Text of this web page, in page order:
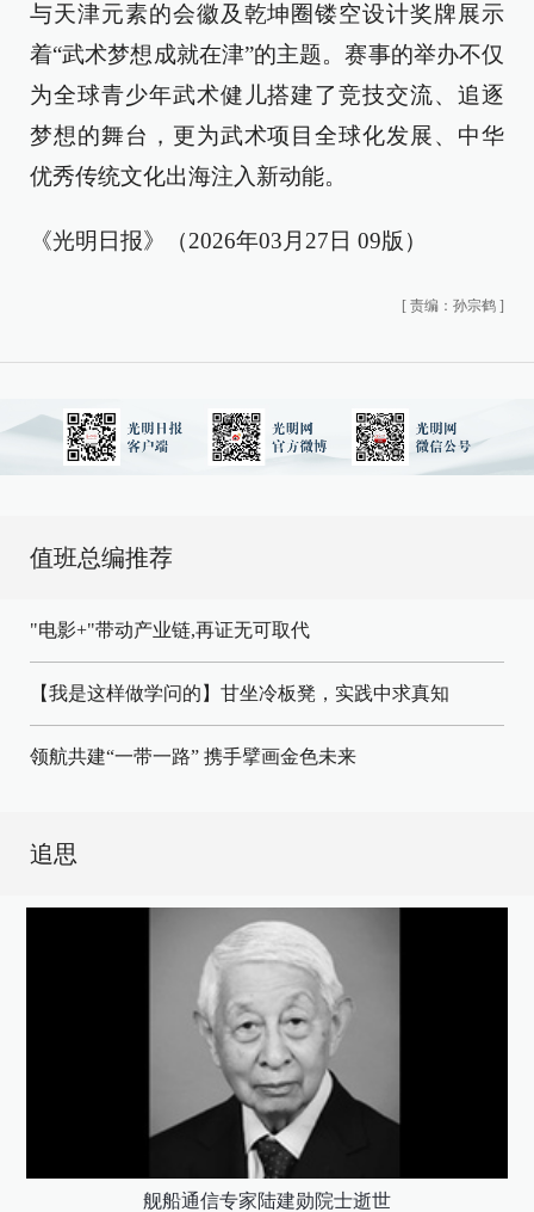
与天津元素的会徽及乾坤圈镂空设计奖牌展示
着“武术梦想成就在津”的主题。赛事的举办不仅
为全球青少年武术健儿搭建了竞技交流、追逐
梦想的舞台，更为武术项目全球化发展、中华
优秀传统文化出海注入新动能。
《光明日报》（2026年03月27日 09版）
[ 责编：孙宗鹤 ]
值班总编推荐
"电影+"带动产业链,再证无可取代
【我是这样做学问的】甘坐冷板凳，实践中求真知
领航共建“一带一路” 携手擘画金色未来
追思
舰船通信专家陆建勋院士逝世